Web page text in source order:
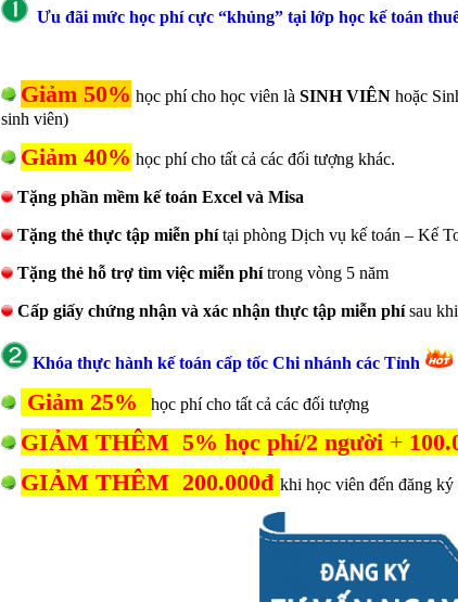
Ưu đãi mức học phí cực “khủng” tại lớp học kế toán
Giảm 50% học phí cho học viên là SINH VIÊN hoặc
sinh viên)
Giảm 40% học phí cho tất cả các đối tượng khác.
Tặng phần mềm kế toán Excel và Misa
Tặng thẻ thực tập miễn phítại phòng Dịch vụ kế toán – Kế
Tặng thẻ hỗ trợ tìm việc miễn phítrong vòng 5 năm
Cấp giấy chứng nhận và xác nhận thực tập miễn phísau
Khóa thực hành kế toán cấp tốc Chi nhánh các Tỉnh
Giảm 25% học phí cho tất cả các đối tượng
GIẢM THÊM 5% học phí/2 người +
GIẢM THÊM 200.000đ khi học viên đến đăng